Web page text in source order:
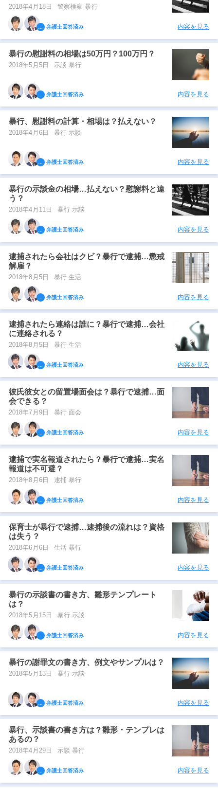
2018年4月18日 警察検察 暴行
弁護士回答済み 内容を見る
暴行の慰謝料の相場は50万円？100万円？
2018年5月5日 示談 暴行
弁護士回答済み 内容を見る
暴行、慰謝料の計算・相場は？払えない？
2018年4月6日 暴行 示談
弁護士回答済み 内容を見る
暴行の示談金の相場…払えない？慰謝料と違
う？
2018年4月11日 暴行 示談
弁護士回答済み 内容を見る
逮捕されたら会社はクビ？暴行で逮捕…懲戒
解雇？
2018年8月5日 暴行 生活
弁護士回答済み 内容を見る
逮捕されたら連絡は誰に？暴行で逮捕…会社
に連絡される？
2018年8月5日 暴行 生活
弁護士回答済み 内容を見る
彼氏彼女との留置場面会は？暴行で逮捕…面
会できる？
2018年7月9日 暴行 面会
弁護士回答済み 内容を見る
逮捕で実名報道されたら？暴行で逮捕…実名
報道は不可避？
2018年8月6日 逮捕 暴行
弁護士回答済み 内容を見る
保育士が暴行で逮捕…逮捕後の流れは？資格
は失う？
2018年6月6日 生活 暴行
弁護士回答済み 内容を見る
暴行の示談書の書き方、雛形テンプレート
は？
2018年5月15日 暴行 示談
弁護士回答済み 内容を見る
暴行の謝罪文の書き方、例文やサンプルは？
2018年5月13日 暴行 示談
弁護士回答済み 内容を見る
暴行、示談書の書き方は？雛形・テンプレは
あるの？
2018年4月29日 示談 暴行
弁護士回答済み 内容を見る